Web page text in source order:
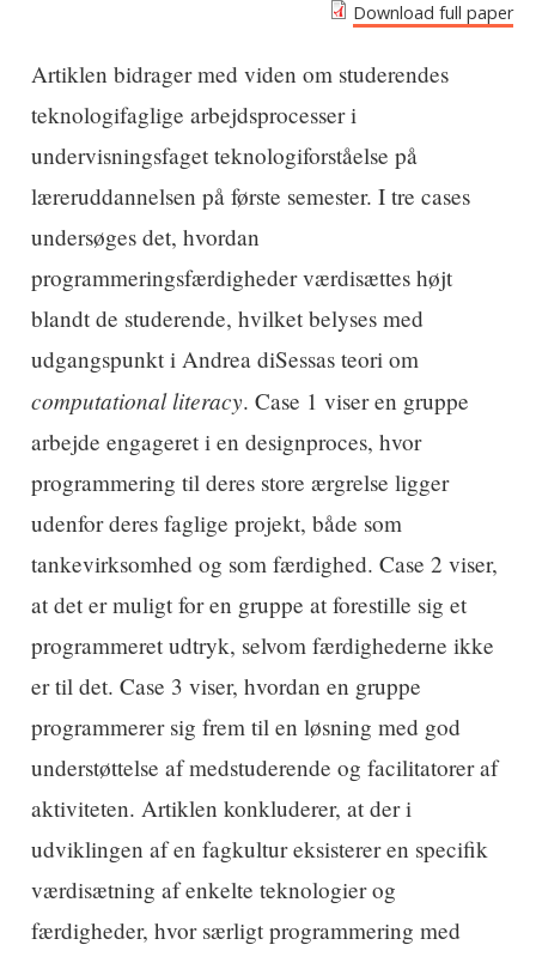
Download full paper
Artiklen bidrager med viden om studerendes
teknologifaglige arbejdsprocesser i
undervisningsfaget teknologiforståelse på
læreruddannelsen på første semester. I tre cases
undersøges det, hvordan
programmeringsfærdigheder værdisættes højt
blandt de studerende, hvilket belyses med
udgangspunkt i Andrea diSessas teori om
computational literacy. Case 1 viser en gruppe
arbejde engageret i en designproces, hvor
programmering til deres store ærgrelse ligger
udenfor deres faglige projekt, både som
tankevirksomhed og som færdighed. Case 2 viser,
at det er muligt for en gruppe at forestille sig et
programmeret udtryk, selvom færdighederne ikke
er til det. Case 3 viser, hvordan en gruppe
programmerer sig frem til en løsning med god
understøttelse af medstuderende og facilitatorer af
aktiviteten. Artiklen konkluderer, at der i
udviklingen af en fagkultur eksisterer en specifik
værdisætning af enkelte teknologier og
færdigheder, hvor særligt programmering med